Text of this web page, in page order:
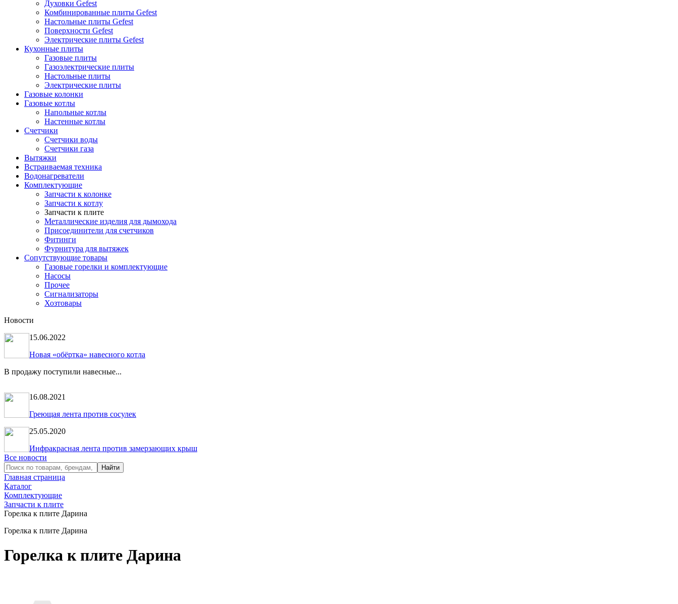
Духовки Gefest
Комбинированные плиты Gefest
Настольные плиты Gefest
Поверхности Gefest
Электрические плиты Gefest
Кухонные плиты
Газовые плиты
Газоэлектрические плиты
Настольные плиты
Электрические плиты
Газовые колонки
Газовые котлы
Напольные котлы
Настенные котлы
Счетчики
Счетчики воды
Счетчики газа
Вытяжки
Встраиваемая техника
Водонагреватели
Комплектующие
Запчасти к колонке
Запчасти к котлу
Запчасти к плите
Металлические изделия для дымохода
Присоединители для счетчиков
Фитинги
Фурнитура для вытяжек
Сопутствующие товары
Газовые горелки и комплектующие
Насосы
Прочее
Сигнализаторы
Хозтовары
Новости
15.06.2022
Новая «обёртка» навесного котла
В продажу поступили навесные...
16.08.2021
Греющая лента против сосулек
25.05.2020
Инфракрасная лента против замерзающих крыш
Все новости
Главная страница
Каталог
Комплектующие
Запчасти к плите
Горелка к плите Дарина
Горелка к плите Дарина
Горелка к плите Дарина